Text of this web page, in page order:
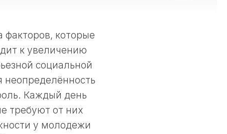
которые
к увеличению
социальной
неопределённость
Каждый день
требуют от них
у молодежи